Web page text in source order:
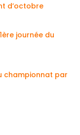
d’octobre
1ère journée du
championnat par